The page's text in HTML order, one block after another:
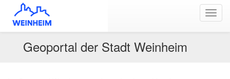
Geoportal der Stadt Weinheim